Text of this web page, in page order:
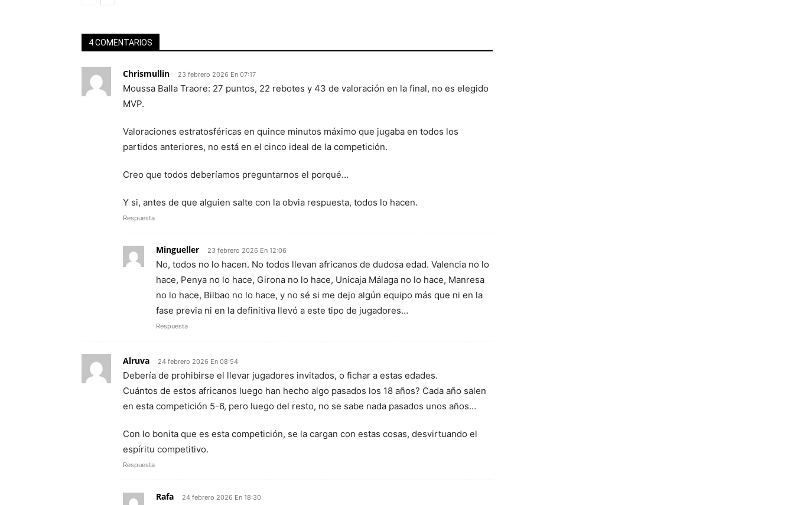
4 COMENTARIOS
Chrismullin 23 febrero 2026 En 07:17
Moussa Balla Traore: 27 puntos, 22 rebotes y 43 de valoración en la final, no es elegido
MVP.
Valoraciones estratosféricas en quince minutos máximo que jugaba en todos los
partidos anteriores, no está en el cinco ideal de la competición.
Creo que todos deberíamos preguntarnos el porqué…
Y si, antes de que alguien salte con la obvia respuesta, todos lo hacen.
Respuesta
Mingueller 23 febrero 2026 En 12:06
No, todos no lo hacen. No todos llevan africanos de dudosa edad. Valencia no lo
hace, Penya no lo hace, Girona no lo hace, Unicaja Málaga no lo hace, Manresa
no lo hace, Bilbao no lo hace, y no sé si me dejo algún equipo más que ni en la
fase previa ni en la definitiva llevó a este tipo de jugadores…
Respuesta
Alruva 24 febrero 2026 En 08:54
Debería de prohibirse el llevar jugadores invitados, o fichar a estas edades.
Cuántos de estos africanos luego han hecho algo pasados los 18 años? Cada año salen
en esta competición 5-6, pero luego del resto, no se sabe nada pasados unos años…
Con lo bonita que es esta competición, se la cargan con estas cosas, desvirtuando el
espíritu competitivo.
Respuesta
Rafa 24 febrero 2026 En 18:30